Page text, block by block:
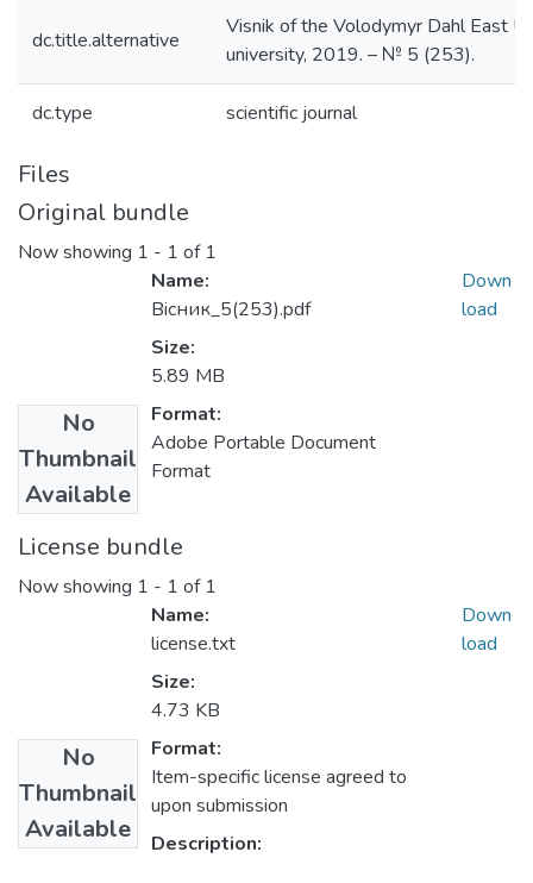
dc.title.alternative
Visnik of the Volodymyr Dahl East
university, 2019. – № 5 (253).
dc.type scientific journal
Files
Original bundle
Now showing 1 - 1 of 1
No
Thumbnail
Available
Name:
Вiсник_5(253).pdf
Size:
5.89 MB
Format:
Adobe Portable Document
Format
Down
load
License bundle
Now showing 1 - 1 of 1
No
Thumbnail
Available
Name:
license.txt
Size:
4.73 KB
Format:
Item-specific license agreed to
upon submission
Description:
Down
load